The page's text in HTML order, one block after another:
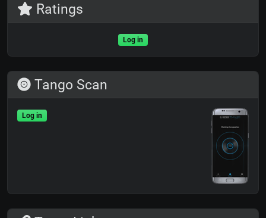
Ratings
Log in
Tango Scan
Log in